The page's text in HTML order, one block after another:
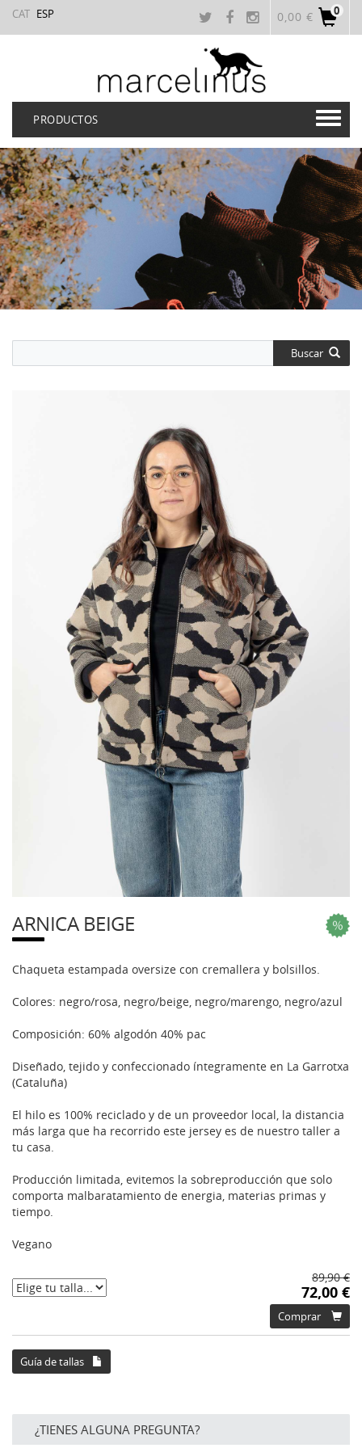
CAT ESP 0
0,00 €
PRODUCTOS
Buscar
ARNICA BEIGE
Chaqueta estampada oversize con cremallera y bolsillos.
Colores: negro/rosa, negro/beige, negro/marengo, negro/azul
Composición: 60% algodón 40% pac
Diseñado, tejido y confeccionado íntegramente en La Garrotxa
(Cataluña)
El hilo es 100% reciclado y de un proveedor local, la distancia
más larga que ha recorrido este jersey es de nuestro taller a
tu casa.
Producción limitada, evitemos la sobreproducción que solo
comporta malbaratamiento de energia, materias primas y
tiempo.
Vegano
89,90 €
72,00 €
Comprar
Guía de tallas
¿TIENES ALGUNA PREGUNTA?